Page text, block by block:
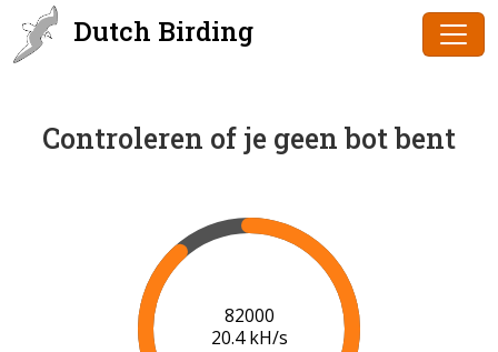
Dutch Birding
Controleren of je geen bot bent
84000
20.4 kH/s